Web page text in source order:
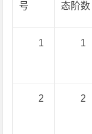
号
态阶数
1 1
2 2